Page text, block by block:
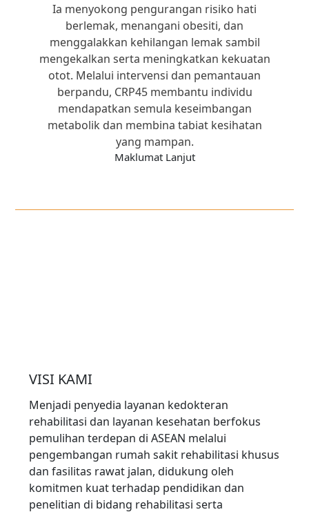
Ia menyokong pengurangan risiko hati
berlemak, menangani obesiti, dan
menggalakkan kehilangan lemak sambil
mengekalkan serta meningkatkan kekuatan
otot. Melalui intervensi dan pemantauan
berpandu, CRP45 membantu individu
mendapatkan semula keseimbangan
metabolik dan membina tabiat kesihatan
yang mampan.
Maklumat Lanjut
VISI KAMI
Menjadi penyedia layanan kedokteran
rehabilitasi dan layanan kesehatan berfokus
pemulihan terdepan di ASEAN melalui
pengembangan rumah sakit rehabilitasi khusus
dan fasilitas rawat jalan, didukung oleh
komitmen kuat terhadap pendidikan dan
penelitian di bidang rehabilitasi serta